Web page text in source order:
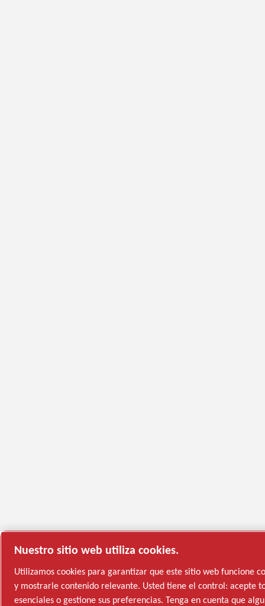
Nuestro sitio web utiliza cookies.
Utilizamos cookies para garantizar que este sitio web funcione
y mostrarle contenido relevante. Usted tiene el control: acepte
esenciales o gestione sus preferencias. Tenga en cuenta que